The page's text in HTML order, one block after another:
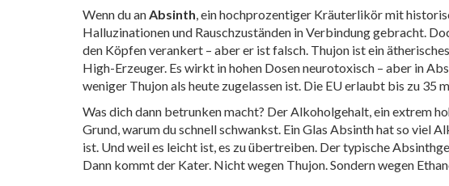
Wenn du anAbsinth,ein hochprozentiger Kräuterlikör mit
Halluzinationen und Rauschzuständen in Verbindung gebracht.
den Köpfen verankert – aber er ist falsch. Thujon ist ein
High-Erzeuger. Es wirkt in hohen Dosen neurotoxisch – aber in
weniger Thujon als heute zugelassen ist. Die EU erlaubt bis zu
Was dich dann betrunken macht? DerAlkoholgehalt,ein extrem
Grund, warum du schnell schwankst. Ein Glas Absinth hat so viel
ist. Und weil es leicht ist, es zu übertreiben. Der typische
Dann kommt der Kater. Nicht wegen Thujon. Sondern wegen